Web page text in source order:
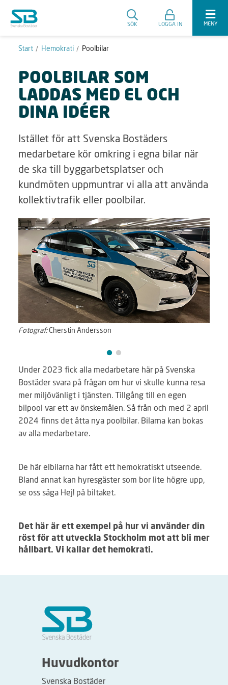
SÖK LOGGA IN MENY
Start Hemokrati Poolbilar
POOLBILAR SOM
LADDAS MED EL OCH
DINA IDÉER
Istället för att Svenska Bostäders
medarbetare kör omkring i egna bilar när
de ska till byggarbetsplatser och
kundmöten uppmuntrar vi alla att använda
kollektivtrafik eller poolbilar.
Fotograf:Cherstin Andersson
Under 2023 fick alla medarbetare här på Svenska
Bostäder svara på frågan om hur vi skulle kunna resa
mer miljövänligt i tjänsten. Tillgång till en egen
bilpool var ett av önskemålen. Så från och med 2 april
2024 finns det åtta nya poolbilar. Bilarna kan bokas
av alla medarbetare.
De här elbilarna har fått ett hemokratiskt utseende.
Bland annat kan hyresgäster som bor lite högre upp,
se oss säga Hej! på biltaket.
Det här är ett exempel på hur vi använder din
röst för att utveckla Stockholm mot att bli mer
hållbart. Vi kallar det hemokrati.
Huvudkontor
Svenska Bostäder